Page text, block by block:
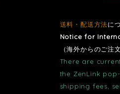
送料・配送方法に
Notice for
（海外からのご注
There are
the ZenLink
shipping fees,